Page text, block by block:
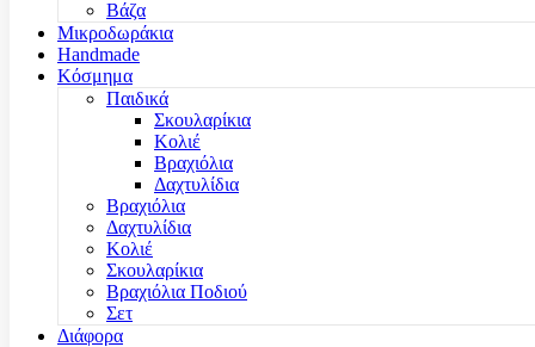
Βάζα
Μικροδωράκια
Handmade
Κόσμημα
Παιδικά
Σκουλαρίκια
Κολιέ
Βραχιόλια
Δαχτυλίδια
Βραχιόλια
Δαχτυλίδια
Κολιέ
Σκουλαρίκια
Βραχιόλια Ποδιού
Σετ
Διάφορα